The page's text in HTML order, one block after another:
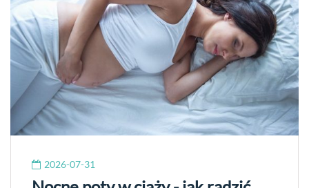
2026-07-31